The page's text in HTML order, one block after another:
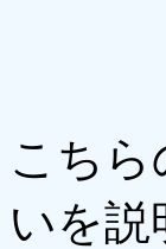
こち
いを説